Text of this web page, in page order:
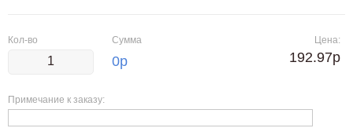
Кол-во Сумма
0р
Примечание к заказу:
Цена:
192.97р